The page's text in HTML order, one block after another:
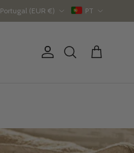
Portugal (EUR €) PT
Conta PesquisarCarrinho